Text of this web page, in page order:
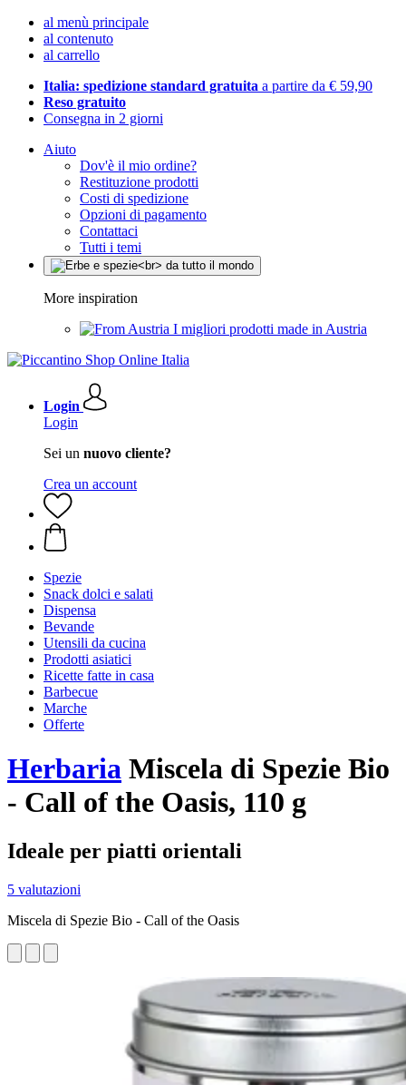
al menù principale
al contenuto
al carrello
Italia: spedizione standard gratuita a partire da € 59,90
Reso gratuito
Consegna in 2 giorni
Aiuto
Dov'è il mio ordine?
Restituzione prodotti
Costi di spedizione
Opzioni di pagamento
Contattaci
Tutti i temi
More inspiration
I migliori prodotti made in Austria
Login
Login
Sei un nuovo cliente?
Crea un account
Spezie
Snack dolci e salati
Dispensa
Bevande
Utensili da cucina
Prodotti asiatici
Ricette fatte in casa
Barbecue
Marche
Offerte
Herbaria Miscela di Spezie Bio
- Call of the Oasis, 110 g
Ideale per piatti orientali
5 valutazioni
Miscela di Spezie Bio - Call of the Oasis